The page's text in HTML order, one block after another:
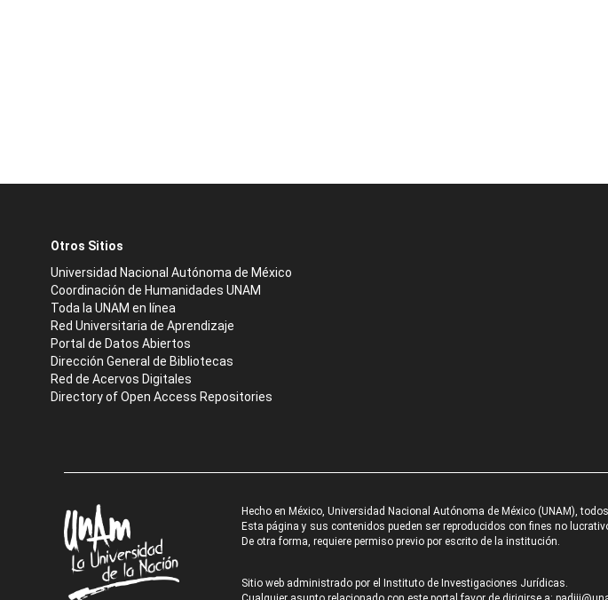
Otros Sitios
Universidad Nacional Autónoma de México
Coordinación de Humanidades UNAM
Toda la UNAM en línea
Red Universitaria de Aprendizaje
Portal de Datos Abiertos
Dirección General de Bibliotecas
Red de Acervos Digitales
Directory of Open Access Repositories
Hecho en México, Universidad Nacional Autónoma de México (UNAM),
Esta página y sus contenidos pueden ser reproducidos con fines no
De otra forma, requiere permiso previo por escrito de la institución.
Sitio web administrado por el Instituto de Investigaciones Jurídicas.